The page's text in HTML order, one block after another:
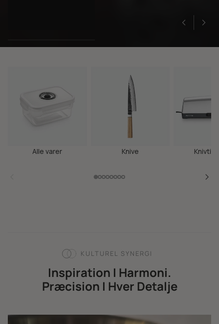
Alle varer Knive
KULTUREL SYNERGI
Inspiration I Harmoni.
Præcision I Hver Detalje